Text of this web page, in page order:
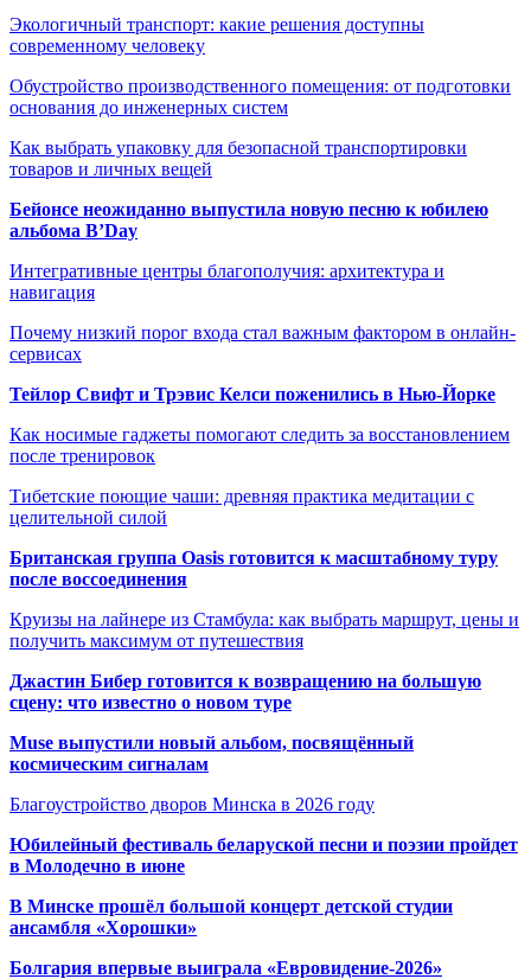
Экологичный транспорт: какие решения доступны
современному человеку
Обустройство производственного помещения: от подготовки
основания до инженерных систем
Как выбрать упаковку для безопасной транспортировки
товаров и личных вещей
Бейонсе неожиданно выпустила новую песню к юбилею
альбома B’Day
Интегративные центры благополучия: архитектура и
навигация
Почему низкий порог входа стал важным фактором в онлайн-
сервисах
Тейлор Свифт и Трэвис Келси поженились в Нью-Йорке
Как носимые гаджеты помогают следить за восстановлением
после тренировок
Тибетские поющие чаши: древняя практика медитации с
целительной силой
Британская группа Oasis готовится к масштабному туру
после воссоединения
Круизы на лайнере из Стамбула: как выбрать маршрут, цены и
получить максимум от путешествия
Джастин Бибер готовится к возвращению на большую
сцену: что известно о новом туре
Muse выпустили новый альбом, посвящённый
космическим сигналам
Благоустройство дворов Минска в 2026 году
Юбилейный фестиваль беларуской песни и поэзии пройдет
в Молодечно в июне
В Минске прошёл большой концерт детской студии
ансамбля «Хорошки»
Болгария впервые выиграла «Евровидение-2026»